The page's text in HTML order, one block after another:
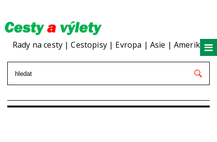
Rady na cesty | Cestopisy | Evropa | Asie | Amerika